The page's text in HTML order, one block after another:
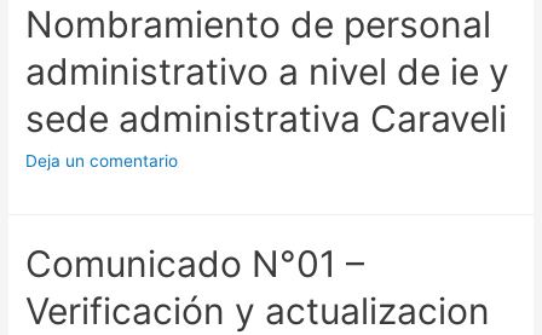
Nombramiento de personal
administrativo a nivel de ie y
sede administrativa Caraveli
Deja un comentario
Comunicado N°01 –
Verificación y actualizacion